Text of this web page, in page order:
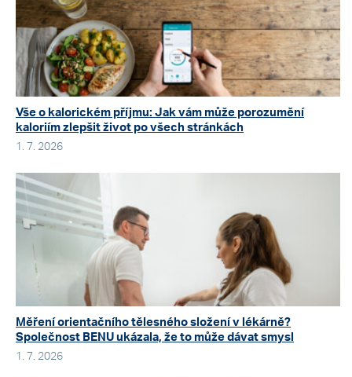
Vše o kalorickém příjmu: Jak vám může porozumění
kaloriím zlepšit život po všech stránkách
1. 7. 2026
Měření orientačního tělesného složení v lékárně?
Společnost BENU ukázala, že to může dávat smysl
1. 7. 2026